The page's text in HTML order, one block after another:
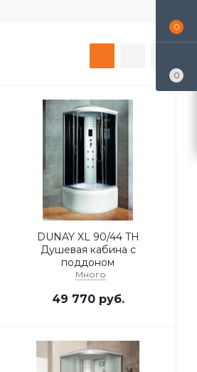
DUNAY XL 90/44 TH
Душевая кабина с
поддоном
Много
49 770руб.
0
0